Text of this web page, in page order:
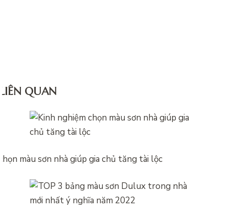
QUAN
màu sơn nhà giúp gia chủ tăng tài lộc